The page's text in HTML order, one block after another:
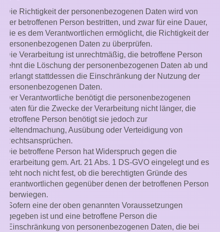
Die Richtigkeit der personenbezogenen Daten wird von
der betroffenen Person bestritten, und zwar für eine Dauer,
die es dem Verantwortlichen ermöglicht, die Richtigkeit der
personenbezogenen Daten zu überprüfen.
Die Verarbeitung ist unrechtmäßig, die betroffene Person
lehnt die Löschung der personenbezogenen Daten ab und
verlangt stattdessen die Einschränkung der Nutzung der
personenbezogenen Daten.
Der Verantwortliche benötigt die personenbezogenen
Daten für die Zwecke der Verarbeitung nicht länger, die
betroffene Person benötigt sie jedoch zur
Geltendmachung, Ausübung oder Verteidigung von
Rechtsansprüchen.
Die betroffene Person hat Widerspruch gegen die
Verarbeitung gem. Art. 21 Abs. 1 DS-GVO eingelegt und es
steht noch nicht fest, ob die berechtigten Gründe des
Verantwortlichen gegenüber denen der betroffenen Person
überwiegen.
Sofern eine der oben genannten Voraussetzungen
gegeben ist und eine betroffene Person die
Einschränkung von personenbezogenen Daten, die bei